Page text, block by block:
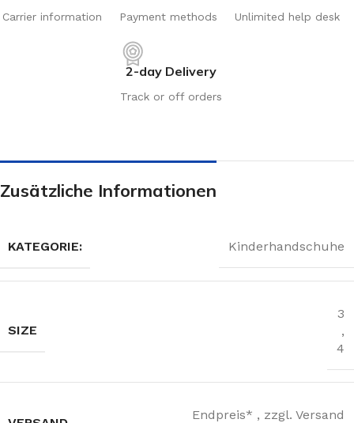
Carrier information Payment methods Unlimited help desk
2-day Delivery
Track or off orders
Zusätzliche Informationen
KATEGORIE: Kinderhandschuhe
SIZE
3
,
4
Endpreis* , zzgl. Versand